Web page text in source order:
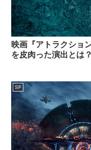
映画『アトラクショ
を皮肉った演出とは？
SF